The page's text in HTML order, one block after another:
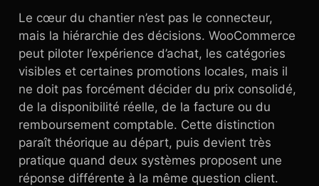
Le cœur du chantier n’est pas le connecteur,
mais la hiérarchie des décisions. WooCommerce
peut piloter l’expérience d’achat, les catégories
visibles et certaines promotions locales, mais il
ne doit pas forcément décider du prix consolidé,
de la disponibilité réelle, de la facture ou du
remboursement comptable. Cette distinction
paraît théorique au départ, puis devient très
pratique quand deux systèmes proposent une
réponse différente à la même question client.